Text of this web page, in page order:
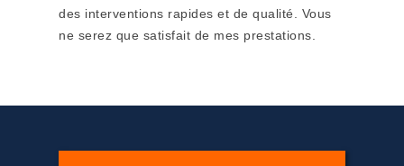
des interventions rapides et de qualité. Vous
ne serez que satisfait de mes prestations.